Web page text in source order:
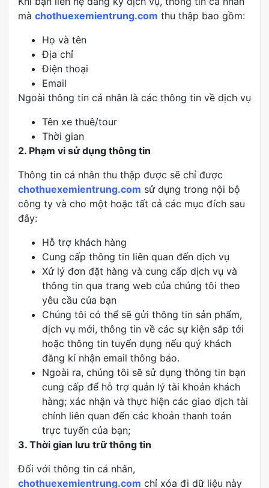
mà chothuexemientrung.com thu thập bao gồm:
Họ và tên
Địa chỉ
Điện thoại
Email
Ngoài thông tin cá nhân là các thông tin về dịch vụ
Tên xe thuê/tour
Thời gian
2. Phạm vi sử dụng thông tin
Thông tin cá nhân thu thập được sẽ chỉ được
chothuexemientrung.com sử dụng trong nội bộ
công ty và cho một hoặc tất cả các mục đích sau
đây:
Hỗ trợ khách hàng
Cung cấp thông tin liên quan đến dịch vụ
Xử lý đơn đặt hàng và cung cấp dịch vụ và
thông tin qua trang web của chúng tôi theo
yêu cầu của bạn
Chúng tôi có thể sẽ gửi thông tin sản phẩm,
dịch vụ mới, thông tin về các sự kiện sắp tới
hoặc thông tin tuyển dụng nếu quý khách
đăng kí nhận email thông báo.
Ngoài ra, chúng tôi sẽ sử dụng thông tin bạn
cung cấp để hỗ trợ quản lý tài khoản khách
hàng; xác nhận và thực hiện các giao dịch tài
chính liên quan đến các khoản thanh toán
trực tuyến của bạn;
3. Thời gian lưu trữ thông tin
Đối với thông tin cá nhân,
chothuexemientrung.com chỉ xóa đi dữ liệu này